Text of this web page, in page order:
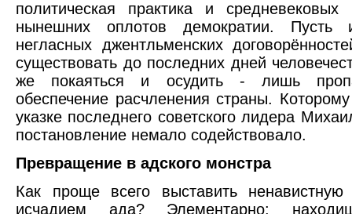
политическая практика и
нынешних оплотов демократии.
негласных джентльменских
существовать до последних дней
же покаяться и осудить - лишь
обеспечение расчленения страны.
указке последнего советского лидера
постановление немало содействовало.
Превращение в адского монстра
Как проще всего выставить ненавистную
исчадием ада? Элементарно: